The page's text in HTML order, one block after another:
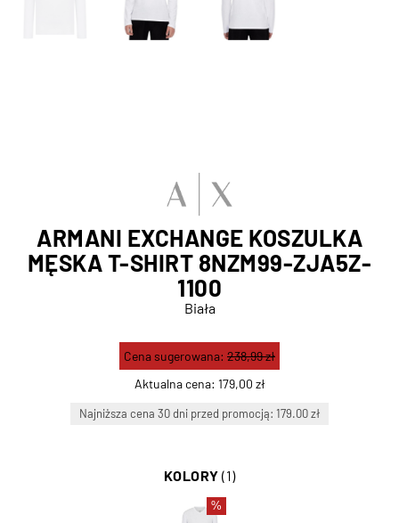
ARMANI EXCHANGE KOSZULKA
MĘSKA T-SHIRT 8NZM99-ZJA5Z-
1100
Biała
Aktualna cena: 179,00 zł
Cena sugerowana: 238,99 zł
Najniższa cena 30 dni przed promocją: 179.00 zł
KOLORY (1)
%